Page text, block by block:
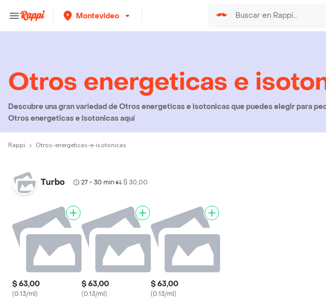
Montevideo
Otros energeticas e
Descubre una gran variedad de Otros energeticas e isotonicas que puedes elegir para
Otros energeticas e isotonicas aquí
Rappi Otros-energeticas-e-isotonicas
Turbo 27 - 30 min• $ 30,00
$ 63,00
(0.13/ml)
$ 63,00
(0.13/ml)
$ 63,00
(0.13/ml)